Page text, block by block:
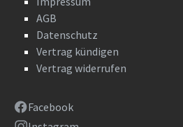
AGB
Datenschutz
Vertrag kündigen
Vertrag widerrufen
Facebook